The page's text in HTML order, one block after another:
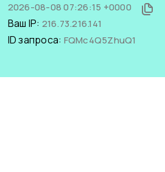
2026-08-08 07:26:15 +0000
Ваш IP: 216.73.216.141
ID запроса: FQMc4Q5ZhuQ1